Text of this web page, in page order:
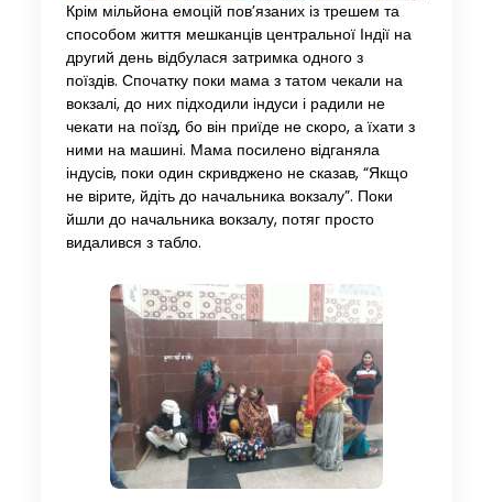
Крім мільйона емоцій пов’язаних із трешем та
способом життя мешканців центральної Індії на
другий день відбулася затримка одного з
поїздів. Спочатку поки мама з татом чекали на
вокзалі, до них підходили індуси і радили не
чекати на поїзд, бо він приїде не скоро, а їхати з
ними на машині. Мама посилено відганяла
індусів, поки один скривджено не сказав, “Якщо
не вірите, йдіть до начальника вокзалу”. Поки
йшли до начальника вокзалу, потяг просто
видалився з табло.